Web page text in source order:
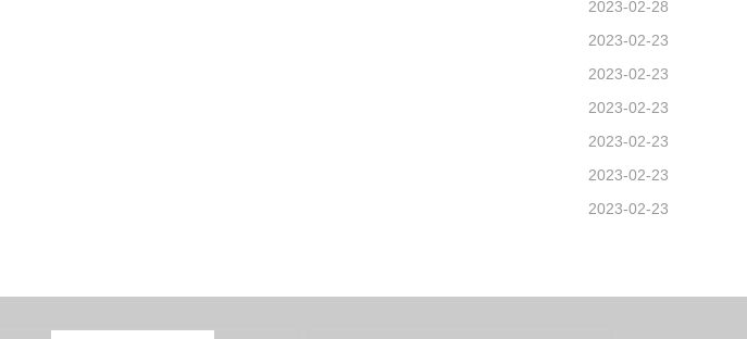
2023-02-28
2023-02-23
2023-02-23
2023-02-23
2023-02-23
2023-02-23
2023-02-23